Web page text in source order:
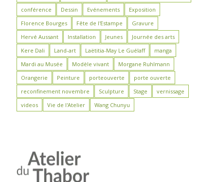
conférence
Dessin Evénements
Exposition
Florence Bourges
Fête de l'Estampe
Gravure
Hervé Aussant
Installation Jeunes
Journée des arts
Kere Dali
Land-art Laëtitia-May Le Guélaff
manga
Mardi au Musée
Modèle vivant
Morgane Ruhlmann
Orangerie
Peinture porteouverte
porte ouverte
reconfinement novembre
Sculpture Stage
vernissage
videos
Vie de l'Atelier Wang Chunyu